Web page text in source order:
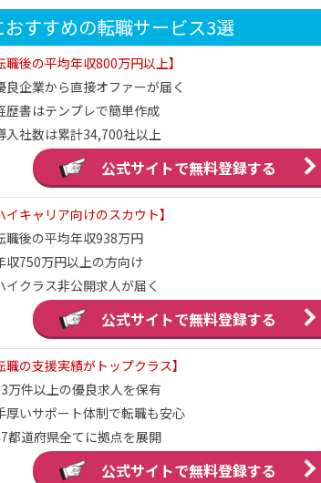
すすめの転職サービス3選
職後の平均年収800万円以上】
良企業から直接オファーが届く
歴書はテンプレで簡単作成
入社数は累計34,700社以上
公式サイトで無料登録する
イキャリア向けのスカウト】
職後の平均年収938万円
収750万円以上の方向け
イクラス非公開求人が届く
公式サイトで無料登録する
職の支援実績がトップクラス】
万件以上の優良求人を保有
厚いサポート体制で転職も安心
都道府県全てに拠点を展開
公式サイトで無料登録する